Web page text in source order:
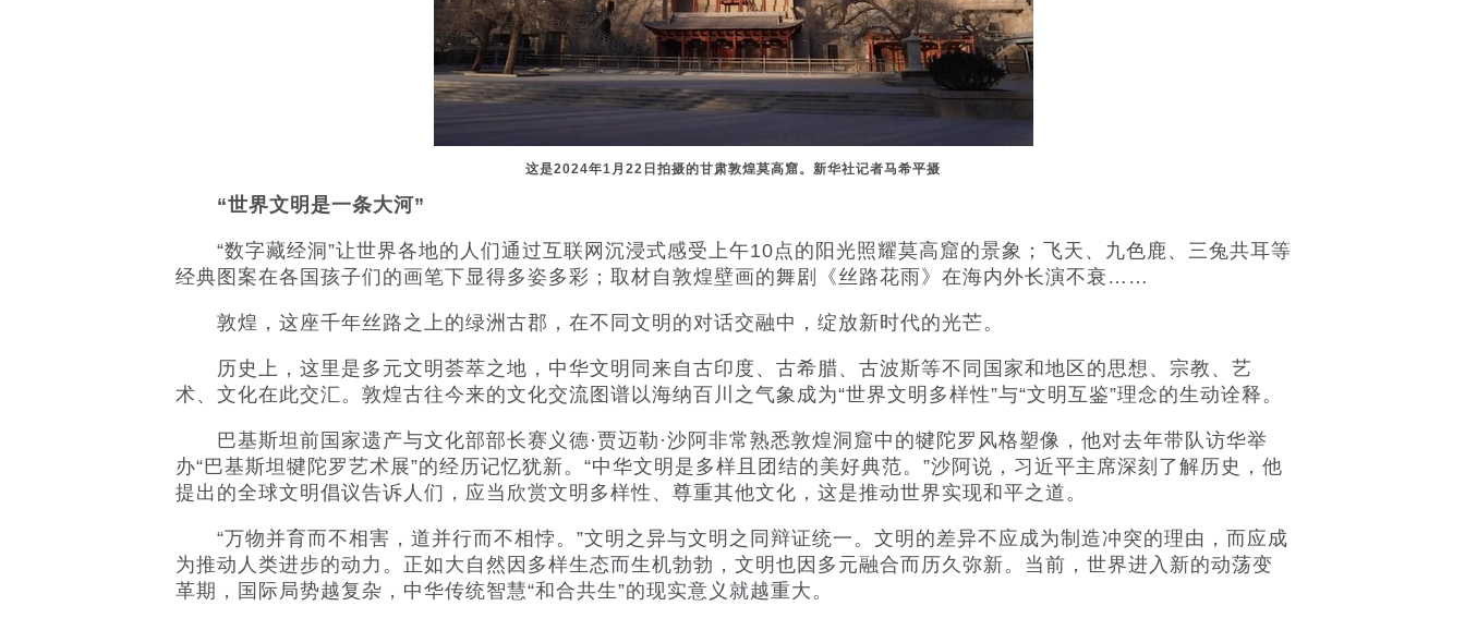
这是2024年1月22日拍摄的甘肃敦煌莫高窟。新华社记者马希平摄
“世界文明是一条大河”
“数字藏经洞”让世界各地的人们通过互联网沉浸式感受上午10点的阳光照耀莫高窟的景象；飞天、九色鹿、三兔共耳等
经典图案在各国孩子们的画笔下显得多姿多彩；取材自敦煌壁画的舞剧《丝路花雨》在海内外长演不衰……
敦煌，这座千年丝路之上的绿洲古郡，在不同文明的对话交融中，绽放新时代的光芒。
历史上，这里是多元文明荟萃之地，中华文明同来自古印度、古希腊、古波斯等不同国家和地区的思想、宗教、艺
术、文化在此交汇。敦煌古往今来的文化交流图谱以海纳百川之气象成为“世界文明多样性”与“文明互鉴”理念的生动诠释。
巴基斯坦前国家遗产与文化部部长赛义德·贾迈勒·沙阿非常熟悉敦煌洞窟中的犍陀罗风格塑像，他对去年带队访华举
办“巴基斯坦犍陀罗艺术展”的经历记忆犹新。“中华文明是多样且团结的美好典范。”沙阿说，习近平主席深刻了解历史，他
提出的全球文明倡议告诉人们，应当欣赏文明多样性、尊重其他文化，这是推动世界实现和平之道。
“万物并育而不相害，道并行而不相悖。”文明之异与文明之同辩证统一。文明的差异不应成为制造冲突的理由，而应成
为推动人类进步的动力。正如大自然因多样生态而生机勃勃，文明也因多元融合而历久弥新。当前，世界进入新的动荡变
革期，国际局势越复杂，中华传统智慧“和合共生”的现实意义就越重大。